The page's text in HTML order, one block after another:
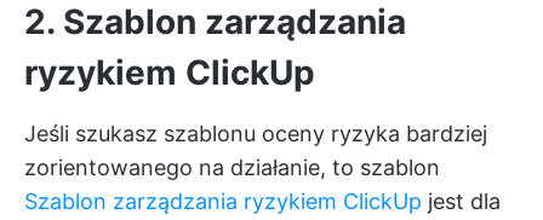
2. Szablon zarządzania
ryzykiem ClickUp
Jeśli szukasz szablonu oceny ryzyka bardziej
zorientowanego na działanie, to szablon
Szablon zarządzania ryzykiem ClickUp jest dla